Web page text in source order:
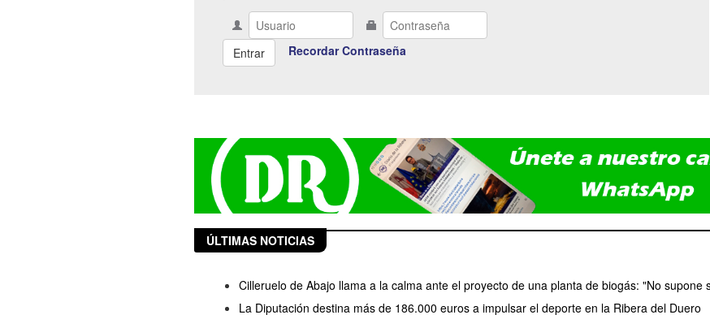
Recordar Contraseña
ÚLTIMAS NOTICIAS
Cilleruelo de Abajo llama a la calma ante el proyecto de una planta de biogás: "No supone
La Diputación destina más de 186.000 euros a impulsar el deporte en la Ribera del Duero